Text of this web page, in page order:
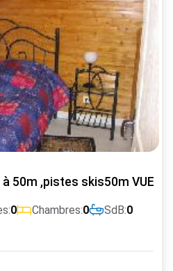
50m ,pistes skis50m VUE
0 Chambres:0 SdB:0